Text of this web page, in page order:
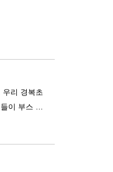
우리 경복초
이 부스 운
합형 AI메